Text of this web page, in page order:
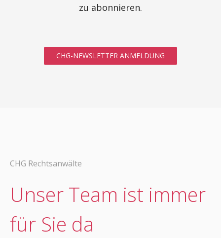
zu abonnieren.
CHG-NEWSLETTER ANMELDUNG
CHG Rechtsanwälte
Unser Team ist immer
für Sie da